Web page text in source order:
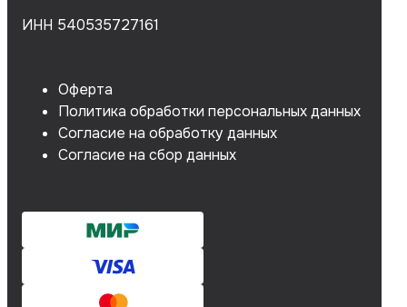
ИНН 540535727161
Оферта
Политика обработки персональных данных
Согласие на обработку данных
Согласие на сбор данных